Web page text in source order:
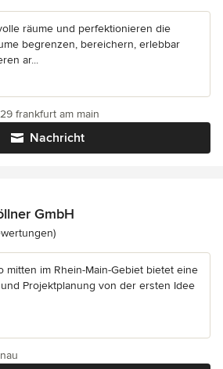
räume und perfektionieren die
begrenzen, bereichern, erlebbar
ar...
Nachricht
frankfurt am main
GmbH
4.8 von 5 Sternen
mitten im Rhein-Main-Gebiet bietet eine
Projektplanung von der ersten Idee